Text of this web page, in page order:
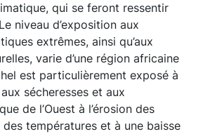
qui se feront ressentir
niveau d’exposition aux
extrêmes, ainsi qu’aux
varie d’une région africaine
est particulièrement exposé à
sécheresses et aux
de l’Ouest à l’érosion des
températures et à une baisse